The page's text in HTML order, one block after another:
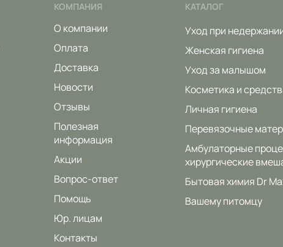
КОМПАНИЯ
О компании
Оплата
Доставка
Новости
Отзывы
Полезная
информация
Акции
Вопрос-ответ
Помощь
Юр. лицам
Контакты
КАТАЛОГ
Уход при
Женская гигиена
Уход за малышом
Косметика и
Личная гигиена
Перевязочные
Амбулаторные
хирургические
Бытовая химия Dr
Вашему питомцу